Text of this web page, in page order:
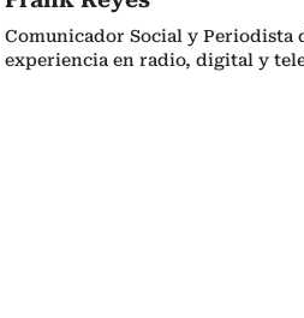
Comunicador Social y Periodista
experiencia en radio, digital y